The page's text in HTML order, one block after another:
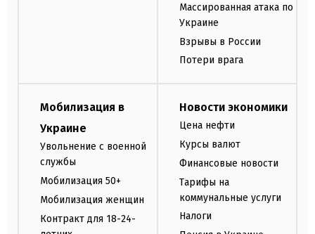
Массированная атака по
Украине
Взрывы в России
Потери врага
Мобилизация в
Украине
Увольнение с военной
службы
Мобилизация 50+
Мобилизация женщин
Контракт для 18-24-
Новости экономики
Цена нефти
Курсы валют
Финансовые новости
Тарифы на
коммунальные услуги
Налоги